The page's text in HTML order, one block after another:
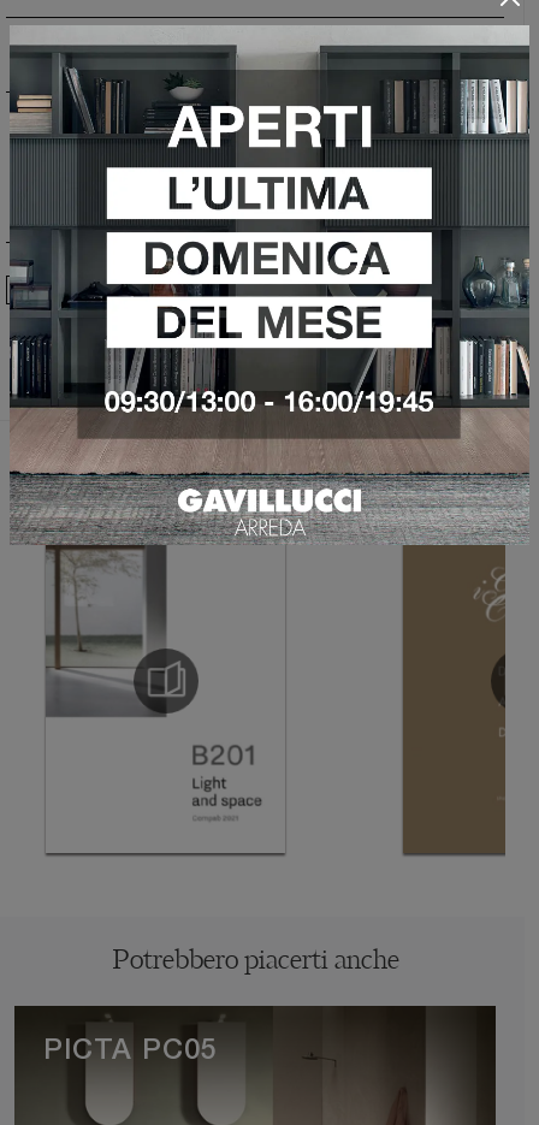
Sfoglia i cataloghi
Ho preso visione dellaPrivacy Policy
Potrebbero piacerti anche
PICTA PC05